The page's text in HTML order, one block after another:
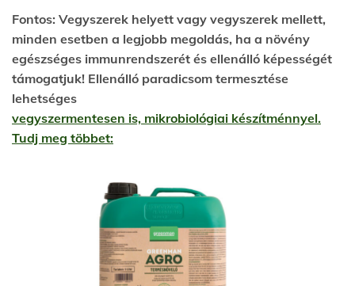
Fontos: Vegyszerek helyett vagy vegyszerek mellett,
minden esetben a legjobb megoldás, ha a növény
egészséges immunrendszerét és ellenálló képességét
támogatjuk! Ellenálló paradicsom termesztése
lehetséges
vegyszermentesen is, mikrobiológiai készítménnyel.
Tudj meg többet: